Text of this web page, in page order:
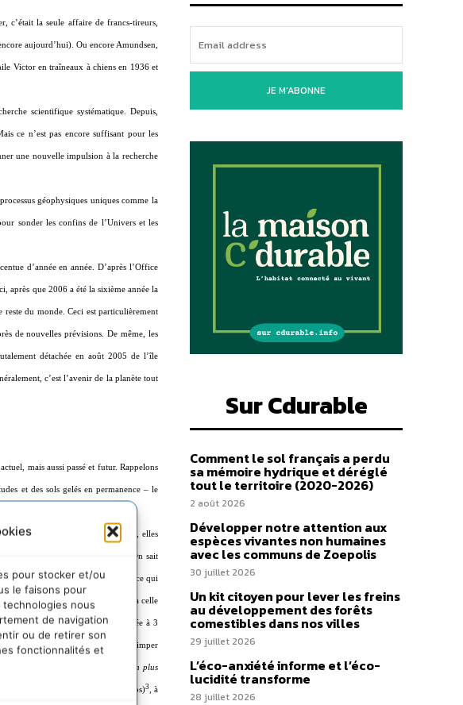
pour stocker et/ou
le faisons pour
technologies nous
de navigation
ou de retirer son
fonctionnalités et
c’était la seule affaire de francs-tireurs,
aujourd’hui). Ou encore Amundsen,
Victor en traîneaux à chiens en 1936 et
scientifique systématique. Depuis,
ce n’est pas encore suffisant pour les
une nouvelle impulsion à la recherche
géophysiques uniques comme la
sonder les confins de l’Univers et les
d’année en année. D’après l’Office
après que 2006 a été la sixième année la
du monde. Ceci est particulièrement
de nouvelles prévisions. De même, les
détachée en août 2005 de l’île
c’est l’avenir de la planète tout
mais aussi passé et futur. Rappelons
et des sols gelés en permanence – le
de la planète. Si elles fondaient, elles
le niveau de l’eau reste stable. On sait
neigeuses sur leur centre, ce qui
d’icebergs. Cette perte (ajoutée à celle
actuel de la mer. Elle est évaluée à 3
contient assez d’eau pour faire grimper
vêlages d’icebergs sont de plus en plus
et océanographie spatiales (Legos)3 , à
JE M'ABONNE
Sur Cdurable
Comment le sol français a perdu
sa mémoire hydrique et déréglé
tout le territoire (2020-2026)
2 août 2026
Développer notre attention aux
espèces vivantes non humaines
avec les communs de Zoepolis
30 juillet 2026
Un kit citoyen pour lever les freins
au développement des forêts
comestibles dans nos villes
29 juillet 2026
L’éco-anxiété informe et l’éco-
lucidité transforme
28 juillet 2026